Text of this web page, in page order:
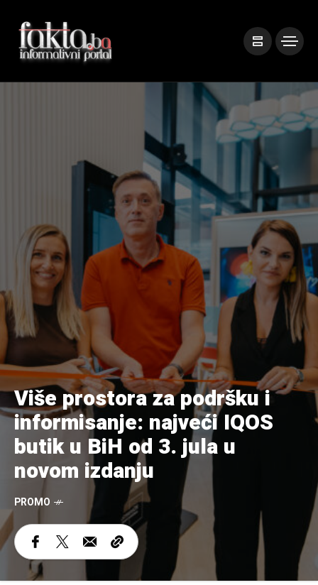
Više prostora za podršku i
informisanje: najveći IQOS
butik u BiH od 3. jula u
novom izdanju
PROMO